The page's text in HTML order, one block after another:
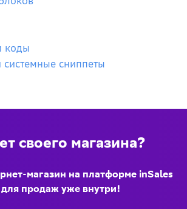
коды
сниппеты
своего магазина?
магазин на платформе inSales
для продаж уже внутри!